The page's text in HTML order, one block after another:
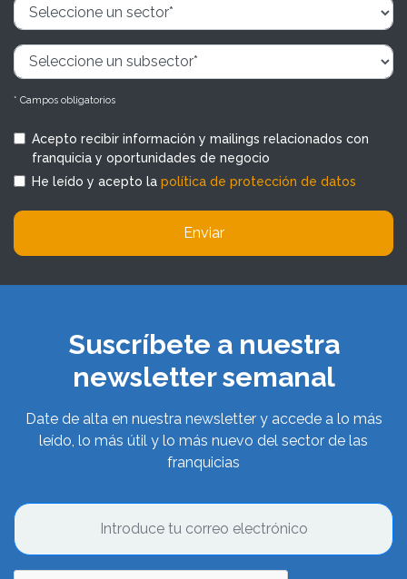
* Campos obligatorios
Acepto recibir información y mailings relacionados con
franquicia y oportunidades de negocio
He leído y acepto la política de protección de datos
Enviar
Suscríbete a nuestra
newsletter semanal
Date de alta en nuestra newsletter y accede a lo más
leído, lo más útil y lo más nuevo del sector de las
franquicias